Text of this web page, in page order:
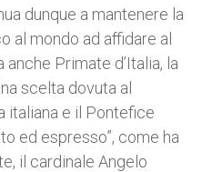
dunque a mantenere la
al mondo ad affidare al
Primate d’Italia, la
scelta dovuta al
italiana e il Pontefice
ed espresso”, come ha
il cardinale Angelo